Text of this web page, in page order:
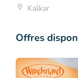
Kalkar
Offres